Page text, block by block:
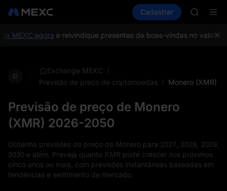
Mercados Spot Futuros
Cadastrar
AAOI
SKYAI
agorae reivindique presentes de boas-vindas no valor de
Exchange MEXC /
Previsão de preço de criptomoedas / Monero (XMR)
Previsão de preço de Monero
(XMR) 2026-2050
Obtenha previsões de preço de Monero para 2027, 2028, 2029,
2030 e além. Preveja quanto XMR pode crescer nos próximos
cinco anos ou mais, com previsões instantâneas baseadas em
tendências e sentimento de mercado.